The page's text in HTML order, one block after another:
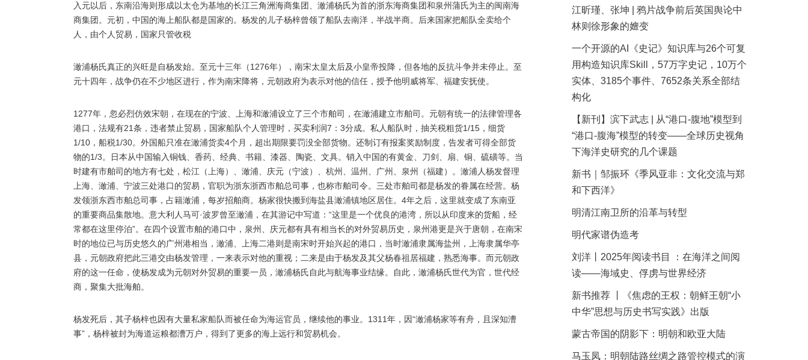
入元以后，东南沿海则形成以太仓为基地的长江三角洲海商集团、澉浦杨氏为首的浙东海商集团和泉州蒲氏为主的闽南海
商集团。元初，中国的海上船队都是国家的。杨发的儿子杨梓曾领了船队去南洋，半战半商。后来国家把船队全卖给个
人，由个人贸易，国家只管收税
澉浦杨氏真正的兴旺是自杨发始。至元十三年（1276年），南宋太皇太后及小皇帝投降，但各地的反抗斗争并未停止。至
元十四年，战争仍在不少地区进行，作为南宋降将，元朝政府为表示对他的信任，授予他明威将军、福建安抚使。
1277年，忽必烈仿效宋朝，在现在的宁波、上海和澉浦设立了三个市舶司，在澉浦建立市舶司。元朝有统一的法律管理各
港口，法规有21条，违者禁止贸易，国家船队个人管理时，买卖利润7：3分成。私人船队时，抽关税粗货1/15，细货
1/10，船税1/30。外国船只准在澉浦货卖4个月，超出期限要罚没全部货物。还制订有报案奖励制度，告发者可得全部货
物的1/3。日本从中国输入铜钱、香药、经典、书籍、漆器、陶瓷、文具。销入中国的有黄金、刀剑、扇、铜、硫磺等。当
时建有市舶司的地方有七处，松江（上海）、澉浦、庆元（宁波）、杭州、温州、广州、泉州（福建）。澉浦人杨发督理
上海、澉浦、宁波三处港口的贸易，官职为浙东浙西市舶总司事，也称市舶司令。三处市舶司都是杨发的眷属在经营。杨
发领浙东西市舶总司事，占籍澉浦，每岁招舶商。杨家很快搬到海盐县澉浦镇地区居住。4年之后，这里就变成了东南亚
的重要商品集散地。意大利人马可·波罗曾至澉浦，在其游记中写道：“这里是一个优良的港湾，所以从印度来的货船，经
常都在这里停泊”。在四个设置市舶的港口中，泉州、庆元都有具有相当长的对外贸易历史，泉州港更是兴于唐朝，在南宋
时的地位已与历史悠久的广州港相当，澉浦、上海二港则是南宋时开始兴起的港口，当时澉浦隶属海盐州，上海隶属华亭
县，元朝政府把此三港交由杨发管理，一来表示对他的重视；二来是由于杨发及其父杨春祖居福建，熟悉海事。而元朝政
府的这一任命，使杨发成为元朝对外贸易的重要一员，澉浦杨氏自此与航海事业结缘。自此，澉浦杨氏世代为官，世代经
商，聚集大批海舶。
杨发死后，其子杨梓也因有大量私家船队而被任命为海运官员，继续他的事业。1311年，因“澉浦杨家等有舟，且深知漕
事”，杨梓被封为海道运粮都漕万户，得到了更多的海上远行和贸易机会。
江昕瑾、张坤 | 鸦片战争前后英国舆论中
林则徐形象的嬗变
一个开源的AI《史记》知识库与26个可复
用构造知识库Skill，57万字史记，10万个
实体、3185个事件、7652条关系全部结
构化
【新刊】滨下武志 | 从“港口-腹地”模型到
“港口-腹海”模型的转变——全球历史视角
下海洋史研究的几个课题
新书｜邹振环《季风亚非：文化交流与郑
和下西洋》
明清江南卫所的沿革与转型
明代家谱伪造考
刘洋丨2025年阅读书目 ：在海洋之间阅
读——海域史、俘虏与世界经济
新书推荐 丨《焦虑的王权：朝鲜王朝“小
中华”思想与历史书写实践》出版
蒙古帝国的阴影下：明朝和欧亚大陆
马玉凤：明朝陆路丝绸之路管控模式的演